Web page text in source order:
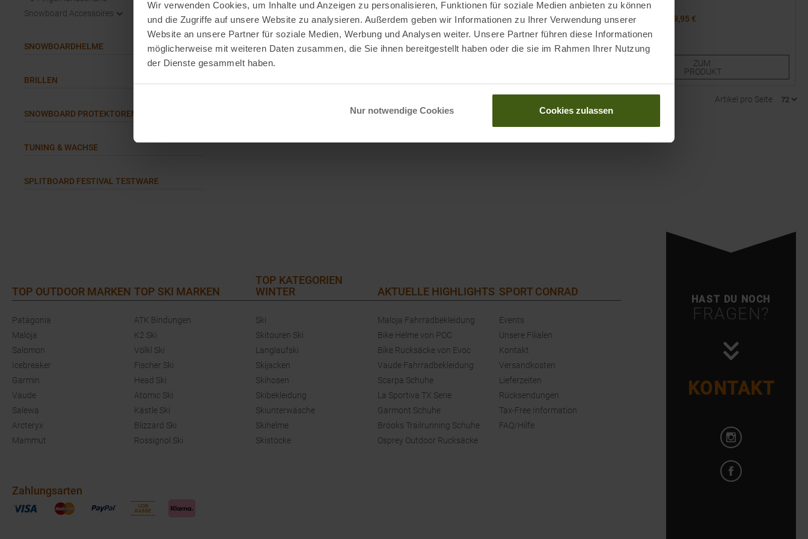
Wir verwenden Cookies, um Inhalte und Anzeigen zu personalisieren, Funktionen für soziale Medien anbieten zu können
und die Zugriffe auf unsere Website zu analysieren. Außerdem geben wir Informationen zu Ihrer Verwendung unserer
Website an unsere Partner für soziale Medien, Werbung und Analysen weiter. Unsere Partner führen diese Informationen
möglicherweise mit weiteren Daten zusammen, die Sie ihnen bereitgestellt haben oder die sie im Rahmen Ihrer Nutzung
der Dienste gesammelt haben.
Nur notwendige Cookies Cookies zulassen
Snowboard Accessoires
SNOWBOARDHELME
BRILLEN
SNOWBOARD PROTEKTOREN
TUNING & WACHSE
SPLITBOARD FESTIVAL TESTWARE
UVP 39,95€
29,95 €
Verfügbare Größen:
2,0
2,5 3,0 3,5
5,0
UVP99,95€
69,95 €
Verfügbare Größen:
5,0
6,0
7,0
UVP64,95
29,95 €
Verfügbare Größen:
3,0
4,0
ZUM
PRODUKT
Artikel pro Seite
HAST DU NOCH
FRAGEN?
KONTAKT
TOP OUTDOOR MARKEN
Patagonia
Maloja
Salomon
Icebreaker
Garmin
Vaude
Salewa
Arcteryx
Mammut
TOP SKI MARKEN
ATK Bindungen
K2 Ski
Völkl Ski
Fischer Ski
Head Ski
Atomic Ski
Kästle Ski
Blizzard Ski
Rossignol Ski
TOP KATEGORIEN
WINTER
Ski
Skitouren Ski
Langlaufski
Skijacken
Skihosen
Skibekleidung
Skiunterwäsche
Skihelme
Skistöcke
AKTUELLE HIGHLIGHTS
Maloja Fahrradbekleidung
Bike Helme von POC
Bike Rucksäcke von Evoc
Vaude Fahrradbekleidung
Scarpa Schuhe
La Sportiva TX Serie
Garmont Schuhe
Brooks Trailrunning Schuhe
Osprey Outdoor Rucksäcke
SPORT CONRAD
Events
Unsere Filialen
Kontakt
Versandkosten
Lieferzeiten
Rücksendungen
Tax-Free Information
FAQ/Hilfe
Zahlungsarten